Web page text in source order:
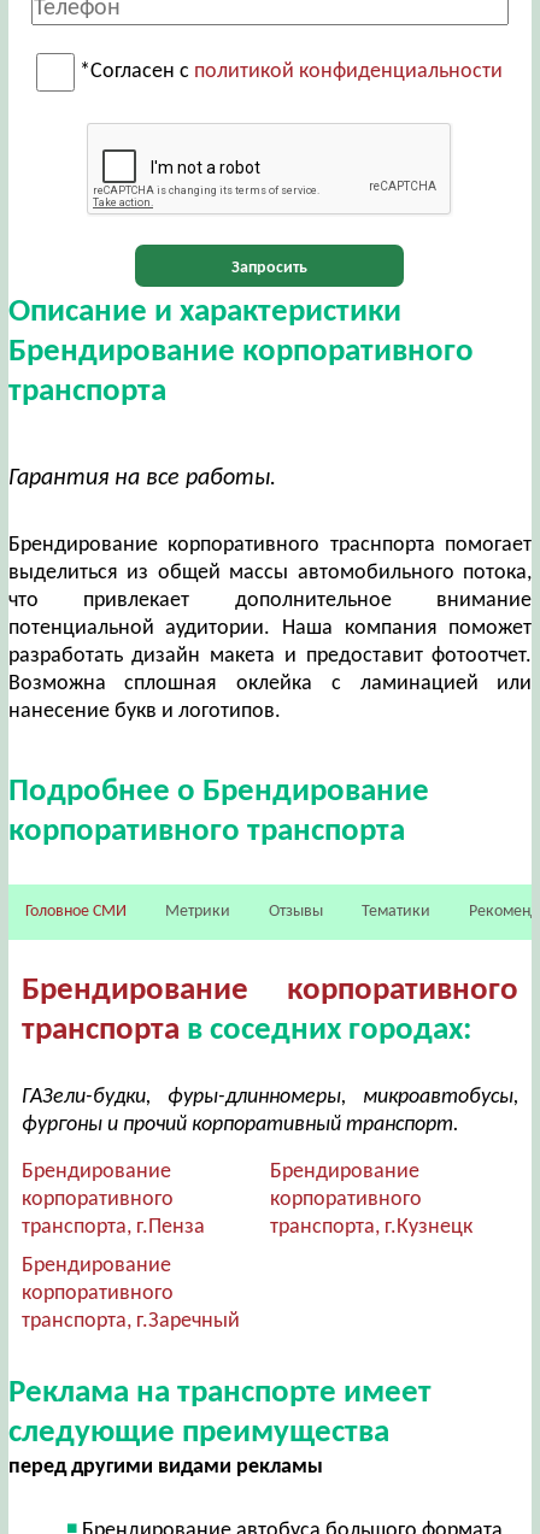
*Согласен с политикой конфиденциальности
Запросить
Описание и характеристики
Брендирование корпоративного
транспорта
Гарантия на все работы.
Брендирование корпоративного траснпорта помогает
выделиться из общей массы автомобильного потока,
что привлекает дополнительное внимание
потенциальной аудитории. Наша компания поможет
разработать дизайн макета и предоставит фотоотчет.
Возможна сплошная оклейка с ламинацией или
нанесение букв и логотипов.
Подробнее о Брендирование
корпоративного транспорта
Головное СМИ Метрики Отзывы Тематики
Брендирование корпоративного
транспорта в соседних городах:
ГАЗели-будки, фуры-длинномеры, микроавтобусы,
фургоны и прочий корпоративный транспорт.
Брендирование
корпоративного
транспорта, г.Пенза
Брендирование
корпоративного
транспорта, г.Кузнецк
Брендирование
корпоративного
транспорта, г.Заречный
Реклама на транспорте имеет
следующие преимущества
перед другими видами рекламы